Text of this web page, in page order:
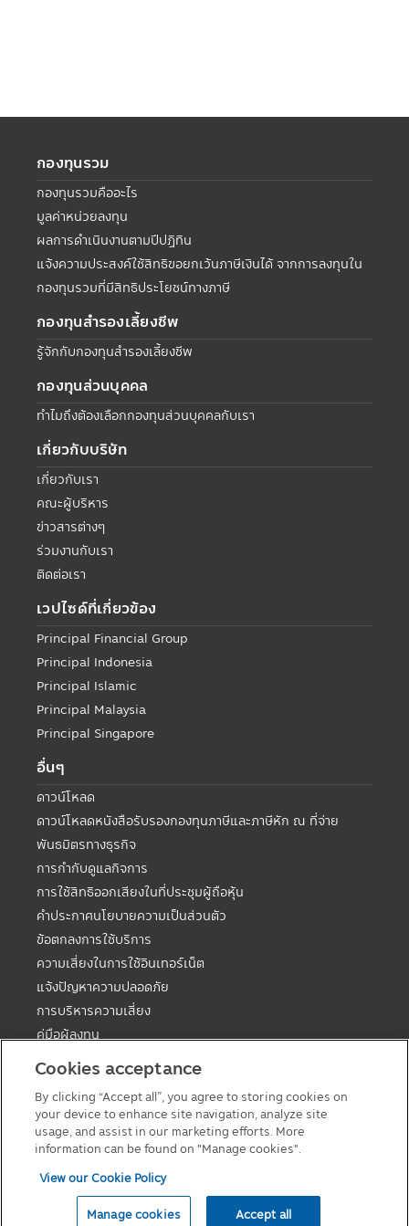
กองทุนรวม
กองทุนรวมคืออะไร
มูลค่าหน่วยลงทุน
ผลการดำเนินงานตามปีปฏิทิน
แจ้งความประสงค์ใช้สิทธิขอยกเว้นภาษีเงินได้ จากการลงทุนใน
กองทุนรวมที่มีสิทธิประโยชน์ทางภาษี
กองทุนสำรองเลี้ยงชีพ
รู้จักกับกองทุนสำรองเลี้ยงชีพ
กองทุนส่วนบุคคล
ทำไมถึงต้องเลือกกองทุนส่วนบุคคลกับเรา
เกี่ยวกับบริษัท
เกี่ยวกับเรา
คณะผู้บริหาร
ข่าวสารต่างๆ
ร่วมงานกับเรา
ติดต่อเรา
เวปไซด์ที่เกี่ยวข้อง
Principal Financial Group
Principal Indonesia
Principal Islamic
Principal Malaysia
Principal Singapore
อื่นๆ
ดาวน์โหลด
ดาวน์โหลดหนังสือรับรองกองทุนภาษีและภาษีหัก ณ ที่จ่าย
พันธมิตรทางธุรกิจ
การกำกับดูแลกิจการ
การใช้สิทธิออกเสียงในที่ประชุมผู้ถือหุ้น
คำประกาศนโยบายความเป็นส่วนตัว
ข้อตกลงการใช้บริการ
ความเสี่ยงในการใช้อินเทอร์เน็ต
แจ้งปัญหาความปลอดภัย
การบริหารความเสี่ยง
คู่มือผู้ลงทุน
ตารางวันหยุดกองต่างประเทศ
คู่มือการลงทุนในกองทุนที่มีสิทธิประโยชน์ทางภาษี
แบบฟอร์มต่างๆ
นโยบายเกี่ยวกับคุกกี้
© 2026 Principal Asset Management Co.,Ltd
Cookies acceptance
By clicking “Accept all”, you agree to storing cookies on
your device to enhance site navigation, analyze site
usage, and assist in our marketing efforts. More
information can be found on "Manage cookies".
View our Cookie Policy
Manage cookies Accept all